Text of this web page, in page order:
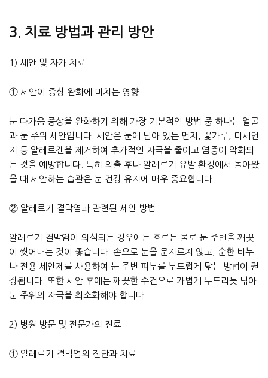
3. 치료 방법과 관리 방안
1) 세안 및 자가 치료
① 세안이 증상 완화에 미치는 영향
눈 따가움 증상을 완화하기 위해 가장 기본적인 방법 중 하나는 얼굴
과 눈 주위 세안입니다. 세안은 눈에 남아 있는 먼지, 꽃가루, 미세먼
지 등 알레르겐을 제거하여 추가적인 자극을 줄이고 염증이 악화되
는 것을 예방합니다. 특히 외출 후나 알레르기 유발 환경에서 돌아왔
을 때 세안하는 습관은 눈 건강 유지에 매우 중요합니다.
② 알레르기 결막염과 관련된 세안 방법
알레르기 결막염이 의심되는 경우에는 흐르는 물로 눈 주변을 깨끗
이 씻어내는 것이 좋습니다. 손으로 눈을 문지르지 않고, 순한 비누
나 전용 세안제를 사용하여 눈 주변 피부를 부드럽게 닦는 방법이 권
장됩니다. 또한 세안 후에는 깨끗한 수건으로 가볍게 두드리듯 닦아
눈 주위의 자극을 최소화해야 합니다.
2) 병원 방문 및 전문가의 진료
① 알레르기 결막염의 진단과 치료